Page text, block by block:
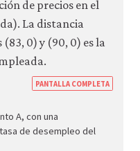
PANTALLA COMPLETA
A, con una
de desempleo del